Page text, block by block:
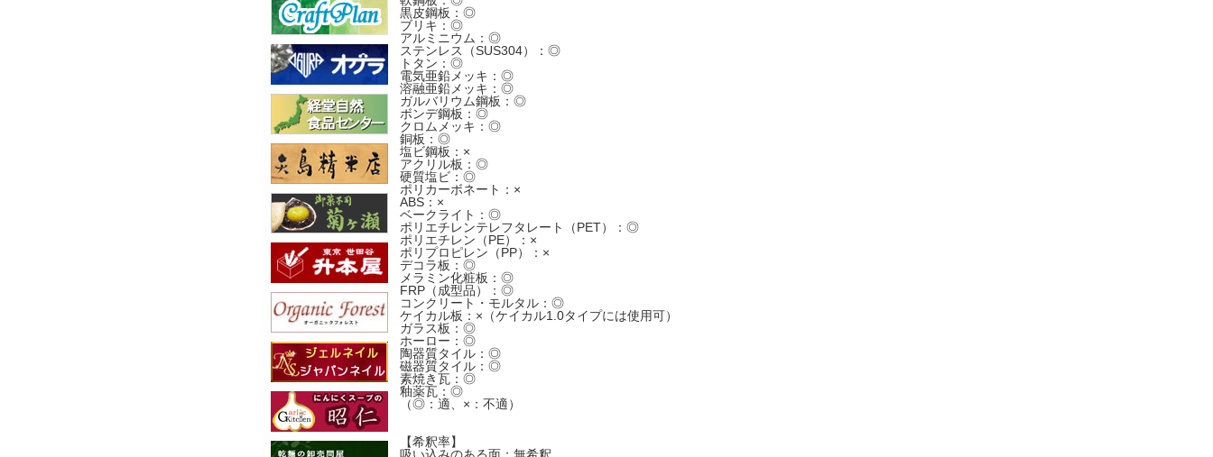
黒皮鋼板：◎
ブリキ：◎
アルミニウム：◎
ステンレス（SUS304）：◎
トタン：◎
電気亜鉛メッキ：◎
溶融亜鉛メッキ：◎
ガルバリウム鋼板：◎
ボンデ鋼板：◎
クロムメッキ：◎
銅板：◎
塩ビ鋼板：×
アクリル板：◎
硬質塩ビ：◎
ポリカーボネート：×
ABS：×
ベークライト：◎
ポリエチレンテレフタレート（PET）：◎
ポリエチレン（PE）：×
ポリプロピレン（PP）：×
デコラ板：◎
メラミン化粧板：◎
FRP（成型品）：◎
コンクリート・モルタル：◎
ケイカル板：×（ケイカル1.0タイプには使用可）
ガラス板：◎
ホーロー：◎
陶器質タイル：◎
磁器質タイル：◎
素焼き瓦：◎
釉薬瓦：◎
（◎：適、×：不適）
【希釈率】